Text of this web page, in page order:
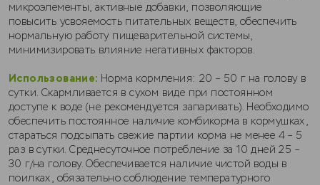
микроэлементы, активные добавки, позволяющие
повысить усвояемость питательных веществ, обеспечить
нормальную работу пищеварительной системы,
минимизировать влияние негативных факторов.
Использование: Норма кормления: 20 – 50 г на голову в
сутки. Скармливается в сухом виде при постоянном
доступе к воде (не рекомендуется запаривать). Необходимо
обеспечить постоянное наличие комбикорма в кормушках,
стараться подсыпать свежие партии корма не менее 4 – 5
раз в сутки. Среднесуточное потребление за 10 дней 25 –
30 г/на голову. Обеспечивается наличие чистой воды в
поилках, обязательно соблюдение температурного